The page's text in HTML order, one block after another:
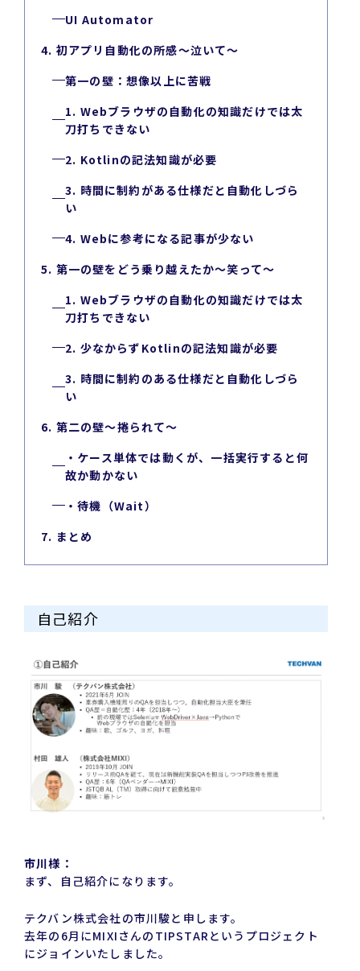
UI Automator
4. 初アプリ自動化の所感～泣いて～
第一の壁：想像以上に苦戦
1. Webブラウザの自動化の知識だけでは太
刀打ちできない
2. Kotlinの記法知識が必要
3. 時間に制約がある仕様だと自動化しづら
い
4. Webに参考になる記事が少ない
5. 第一の壁をどう乗り越えたか～笑って～
1. Webブラウザの自動化の知識だけでは太
刀打ちできない
2. 少なからずKotlinの記法知識が必要
3. 時間に制約のある仕様だと自動化しづら
い
6. 第二の壁～捲られて～
・ケース単体では動くが、一括実行すると何
故か動かない
・待機（Wait）
7. まとめ
自己紹介
市川様：
まず、自己紹介になります。
テクバン株式会社の市川駿と申します。
去年の6月にMIXIさんのTIPSTARというプロジェクト
にジョインいたしました。